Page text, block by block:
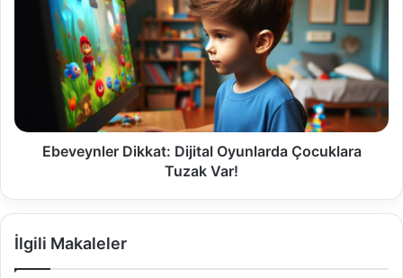
Ebeveynler Dikkat: Dijital Oyunlarda Çocuklara
Tuzak Var!
İlgili Makaleler